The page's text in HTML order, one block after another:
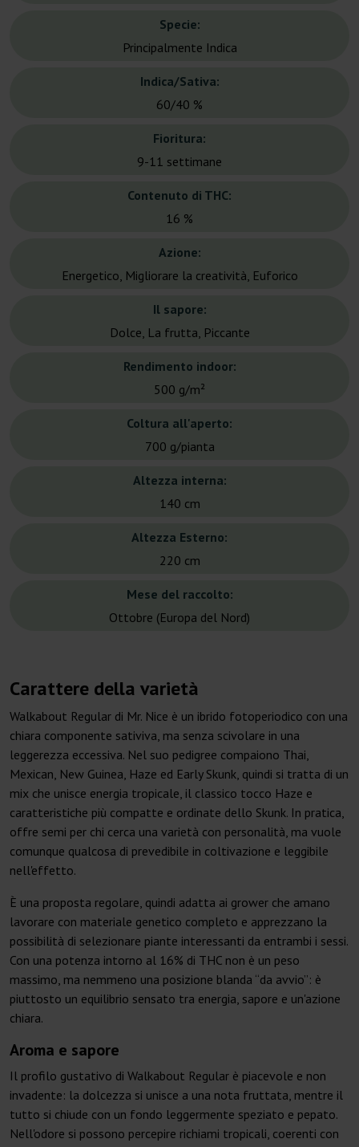
Specie:
Principalmente Indica
Indica/Sativa:
60/40 %
Fioritura:
9-11 settimane
Contenuto di THC:
16 %
Azione:
Energetico, Migliorare la creatività, Euforico
Il sapore:
Dolce, La frutta, Piccante
Rendimento indoor:
500 g/m²
Coltura all'aperto:
700 g/pianta
Altezza interna:
140 cm
Altezza Esterno:
220 cm
Mese del raccolto:
Ottobre (Europa del Nord)
Carattere della varietà
Walkabout Regular di Mr. Nice è un ibrido fotoperiodico con una
chiara componente sativiva, ma senza scivolare in una
leggerezza eccessiva. Nel suo pedigree compaiono Thai,
Mexican, New Guinea, Haze ed Early Skunk, quindi si tratta di un
mix che unisce energia tropicale, il classico tocco Haze e
caratteristiche più compatte e ordinate dello Skunk. In pratica,
offre semi per chi cerca una varietà con personalità, ma vuole
comunque qualcosa di prevedibile in coltivazione e leggibile
nell'effetto.
È una proposta regolare, quindi adatta ai grower che amano
lavorare con materiale genetico completo e apprezzano la
possibilità di selezionare piante interessanti da entrambi i sessi.
Con una potenza intorno al 16% di THC non è un peso
massimo, ma nemmeno una posizione blanda “da avvio”: è
piuttosto un equilibrio sensato tra energia, sapore e un'azione
chiara.
Aroma e sapore
Il profilo gustativo di Walkabout Regular è piacevole e non
invadente: la dolcezza si unisce a una nota fruttata, mentre il
tutto si chiude con un fondo leggermente speziato e pepato.
Nell'odore si possono percepire richiami tropicali, coerenti con